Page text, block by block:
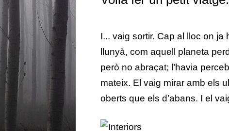
I... vaig sortir. Cap al lloc on
llunyà, com aquell planeta
però no abraçat; l’havia
mateix. El vaig mirar amb els
oberts que els d’abans. I el